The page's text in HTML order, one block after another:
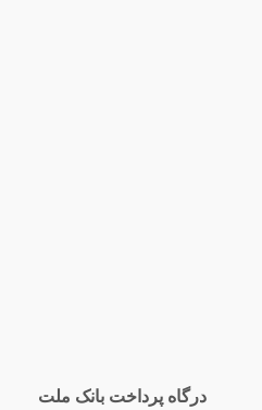
درگاه پرداخت بانک ملت